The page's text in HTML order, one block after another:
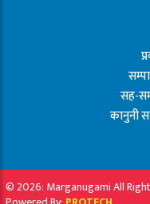
सह-
कानुनी
© 2026: Marganugami All